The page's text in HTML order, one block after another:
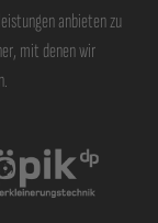
anbieten zu
mit denen wir